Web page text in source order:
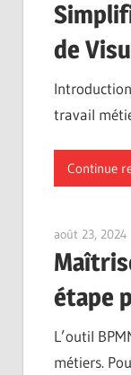
de
travail
Continue
août 23, 2024
étape
L’outil
métiers.